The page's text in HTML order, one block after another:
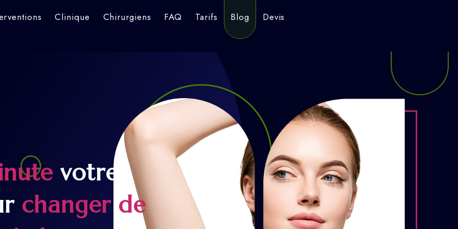
Clinique Chirurgiens FAQ Tarifs Blog Devis
votre
changer de